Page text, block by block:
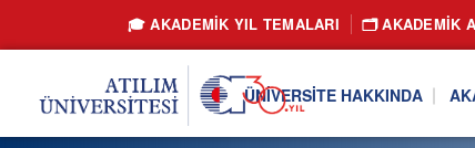
🎓 AKADEMİK YIL TEMALARI 🗂️ AKADEMIK
ÜNIVERSITE HAKKINDA